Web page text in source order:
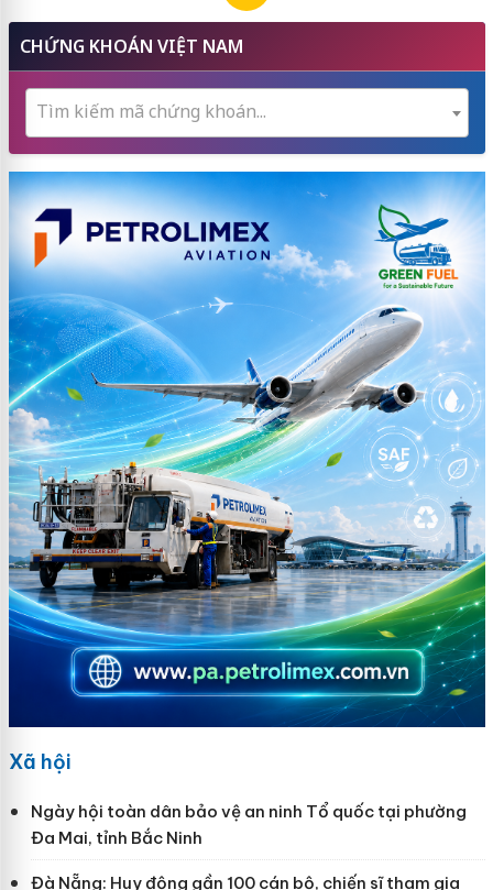
CHỨNG KHOÁN VIỆT NAM
Tìm kiếm mã chứng khoán...
Xã hội
Ngày hội toàn dân bảo vệ an ninh Tổ quốc tại phường
Đa Mai, tỉnh Bắc Ninh
Đà Nẵng: Huy động gần 100 cán bộ, chiến sĩ tham gia